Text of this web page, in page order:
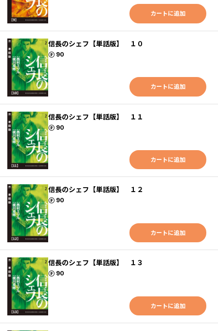
カートに追加
信長のシェフ【単話版】 １０
90
ポイント
カートに追加
信長のシェフ【単話版】 １１
90
ポイント
カートに追加
信長のシェフ【単話版】 １２
90
ポイント
カートに追加
信長のシェフ【単話版】 １３
90
ポイント
カートに追加